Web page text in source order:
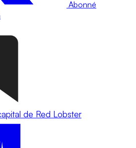
Abonné
de Red Lobster